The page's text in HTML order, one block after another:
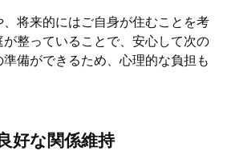
将来的にはご自身が住むことを考
整っていることで、安心して次の
備ができるため、心理的な負担も
好な関係維持